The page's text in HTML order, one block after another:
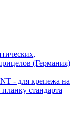
(Германия)
- для крепежа на
стандарта